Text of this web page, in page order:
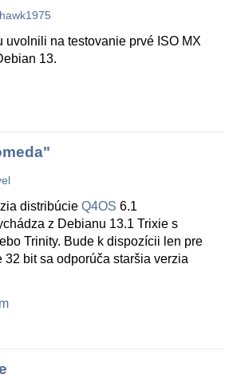
uvolnili na testovanie prvé ISO MX
13.
distribúcie Q4OS 6.1
z Debianu 13.1 Trixie s
Trinity. Bude k dispozícii len pre
32 bit sa odporúča staršia verzia